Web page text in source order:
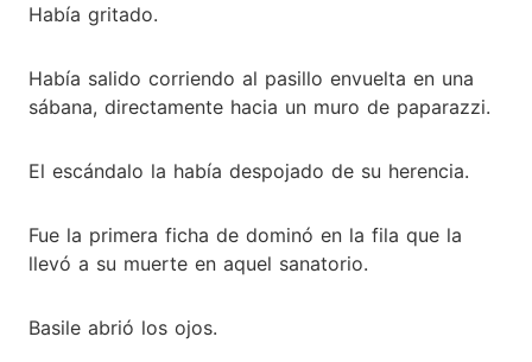
Había gritado.
Había salido corriendo al pasillo envuelta en una
sábana, directamente hacia un muro de paparazzi.
El escándalo la había despojado de su herencia.
Fue la primera ficha de dominó en la fila que la
llevó a su muerte en aquel sanatorio.
Basile abrió los ojos.